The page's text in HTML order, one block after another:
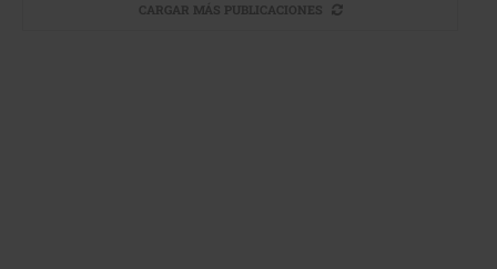
CARGAR MÁS PUBLICACIONES